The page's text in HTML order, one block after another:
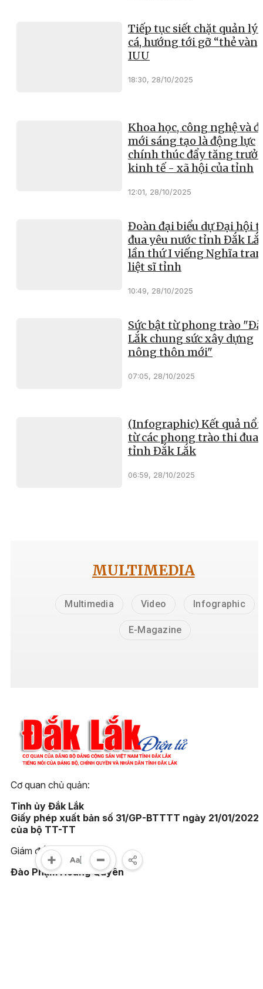
Tiếp tục siết chặt quản lý
cá, hướng tới gỡ “thẻ
IUU
18:30, 28/10/2025
Khoa học, công nghệ và
mới sáng tạo là động lực
chính thúc đẩy tăng
kinh tế - xã hội của tỉnh
12:01, 28/10/2025
Đoàn đại biểu dự Đại hội
đua yêu nước tỉnh Đắk
lần thứ I viếng Nghĩa
liệt sĩ tỉnh
10:49, 28/10/2025
Sức bật từ phong trào
Lắk chung sức xây dựng
nông thôn mới"
07:05, 28/10/2025
(Infographic) Kết quả nổi
từ các phong trào thi đua
tỉnh Đắk Lắk
06:59, 28/10/2025
MULTIMEDIA
Multimedia Video Infographic
E-Magazine
Cơ quan chủ quản:
Tỉnh ủy Đắk Lắk
Giấy phép xuất bản số 31/GP-BTTTT ngày 21/01/2022
của bộ TT-TT
Giám đốc:
Đào Phạm Hoàng Quyên